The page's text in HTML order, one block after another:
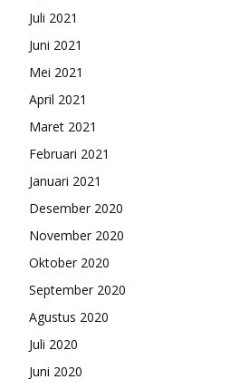
Juli 2021
Juni 2021
Mei 2021
April 2021
Maret 2021
Februari 2021
Januari 2021
Desember 2020
November 2020
Oktober 2020
September 2020
Agustus 2020
Juli 2020
Juni 2020